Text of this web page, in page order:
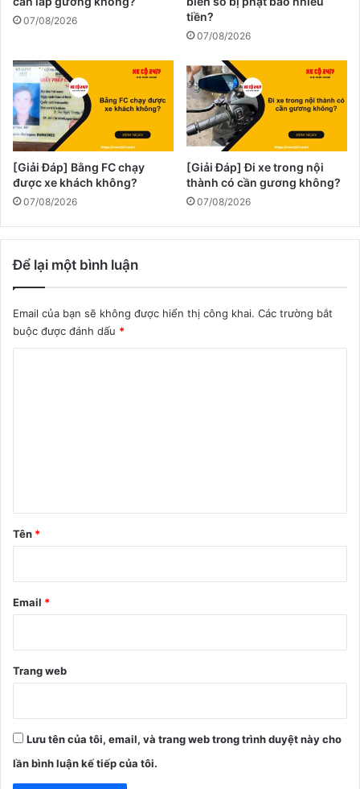
07/08/2026
tiền?
07/08/2026
[Giải Đáp] Bằng FC chạy
được xe khách không?
07/08/2026
[Giải Đáp] Đi xe trong nội
thành có cần gương không?
07/08/2026
Để lại một bình luận
Email của bạn sẽ không được hiển thị công khai. Các trường bắt
buộc được đánh dấu *
n
Tên *
Email *
Trang web
Lưu tên của tôi, email, và trang web trong trình duyệt này cho
lần bình luận kế tiếp của tôi.